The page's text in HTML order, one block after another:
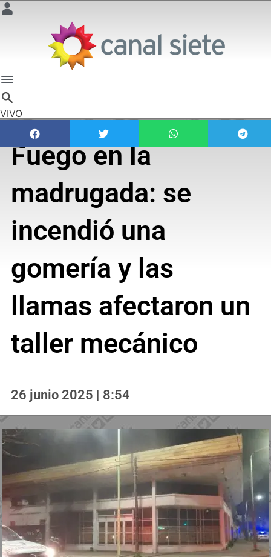
VIVO
Fuego en la
madrugada: se
incendió una
gomería y las
llamas afectaron un
taller mecánico
26 junio 2025 | 8:54